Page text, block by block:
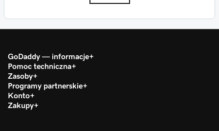
GoDaddy — informacje
Pomoc techniczna
Zasoby
Programy partnerskie
Konto
Zakupy